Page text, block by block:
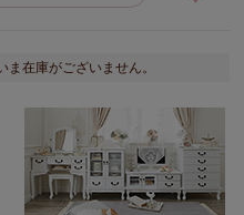
在庫がございません。